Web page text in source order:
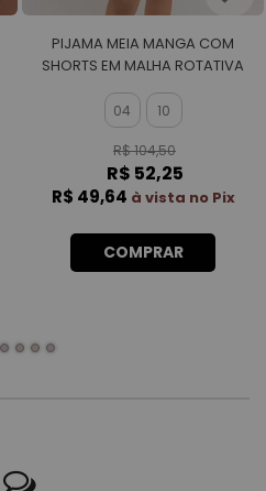
PIJAMA MEIA MANGA COM
SHORTS EM MALHA ROTATIVA
04 10
R$ 104,50
R$ 52,25
R$ 49,64 à vista no Pix
COMPRAR